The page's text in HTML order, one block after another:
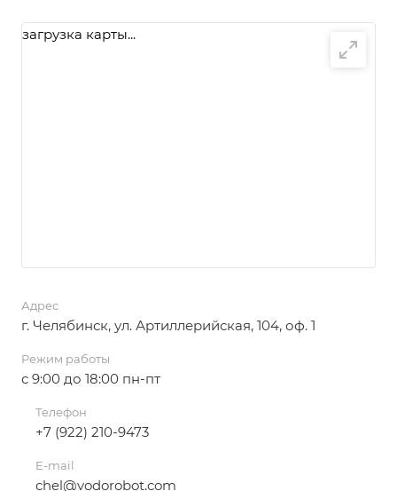
Адрес
г. Челябинск, ул. Артиллерийская, 104, оф. 1
Режим работы
с 9:00 до 18:00 пн-пт
Телефон
+7 (922) 210-9473
E-mail
chel@vodorobot.com
загрузка карты...